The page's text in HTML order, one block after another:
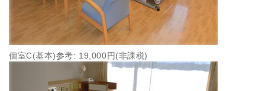
個室C(基本)参考: 19,000円(非課税)